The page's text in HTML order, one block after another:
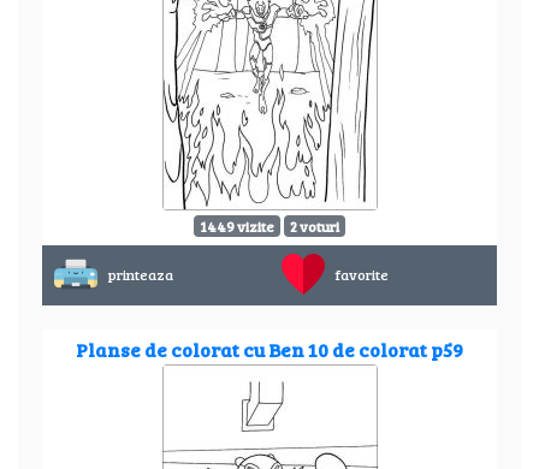
1449 vizite 2 voturi
printeaza favorite
Planse de colorat cu Ben 10 de colorat p59